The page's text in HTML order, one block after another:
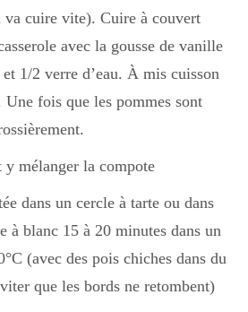
va cuire vite). Cuire à couvert
avec la gousse de vanille
1/2 verre d’eau. À mis cuisson
Une fois que les pommes sont
y mélanger la compote
dans un cercle à tarte ou dans
à blanc 15 à 20 minutes dans un
(avec des pois chiches dans du
que les bords ne retombent)